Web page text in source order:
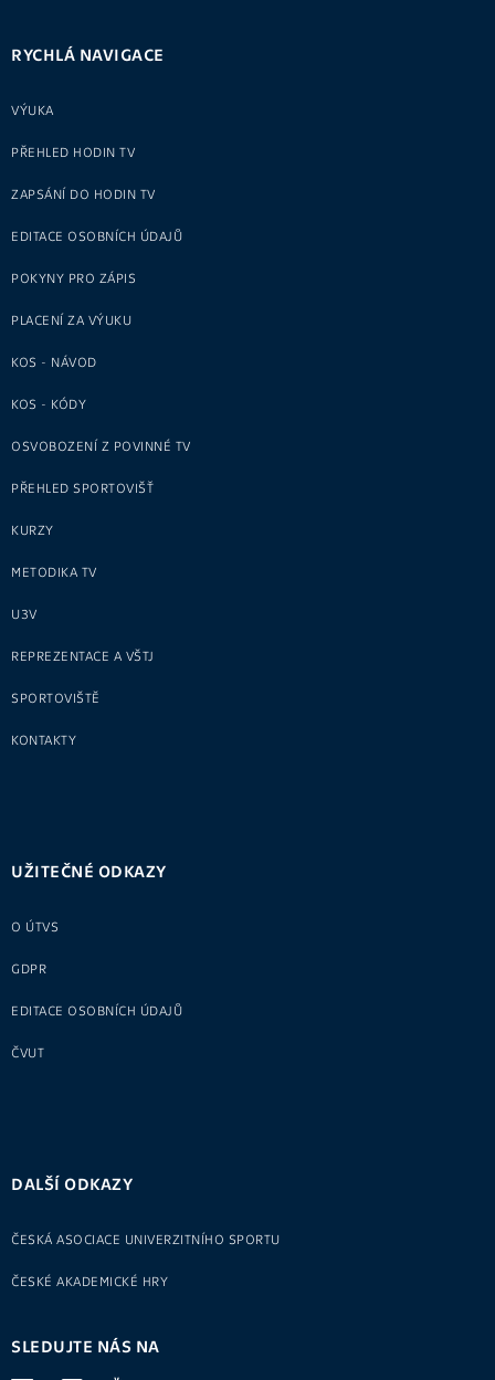
RYCHLÁ NAVIGACE
VÝUKA
PŘEHLED HODIN TV
ZAPSÁNÍ DO HODIN TV
EDITACE OSOBNÍCH ÚDAJŮ
POKYNY PRO ZÁPIS
PLACENÍ ZA VÝUKU
KOS - NÁVOD
KOS - KÓDY
OSVOBOZENÍ Z POVINNÉ TV
PŘEHLED SPORTOVIŠŤ
KURZY
METODIKA TV
U3V
REPREZENTACE A VŠTJ
SPORTOVIŠTĚ
KONTAKTY
UŽITEČNÉ ODKAZY
O ÚTVS
GDPR
EDITACE OSOBNÍCH ÚDAJŮ
ČVUT
DALŠÍ ODKAZY
ČESKÁ ASOCIACE UNIVERZITNÍHO SPORTU
ČESKÉ AKADEMICKÉ HRY
SLEDUJTE NÁS NA